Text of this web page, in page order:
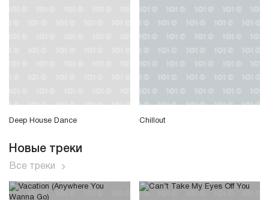
Deep House Dance Chillout
Новые треки
Все треки